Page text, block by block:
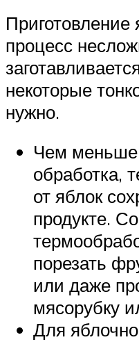
Приготовление
процесс
некоторые
нужно.
Чем меньше
обработка,
от яблок
продукте.
порезать
или даже
мясорубку
Для